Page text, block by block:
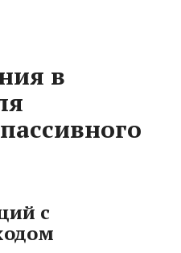
в
с